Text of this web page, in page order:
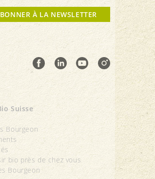
À LA NEWSLETTER
Suisse
Bourgeon
bio près de chez vous
Bourgeon